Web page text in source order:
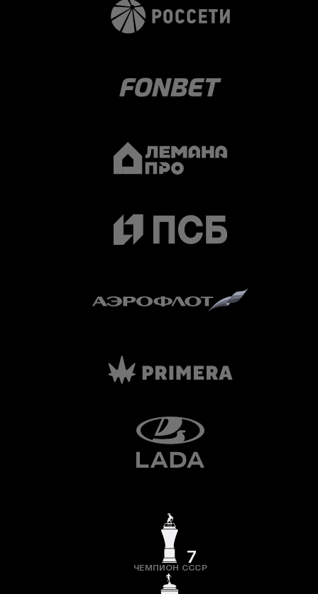
7
ЧЕМПИОН СССР